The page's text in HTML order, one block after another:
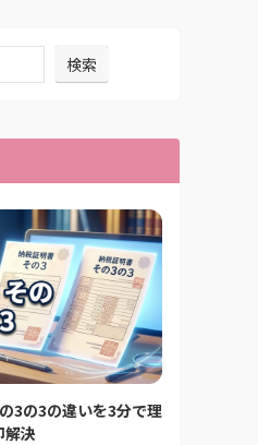
検索
3の3の違いを3分で理
解決